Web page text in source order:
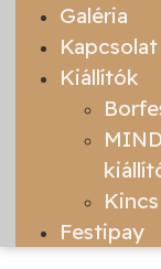
Galéria
Kapcsolat
Kiállítók
Festipay